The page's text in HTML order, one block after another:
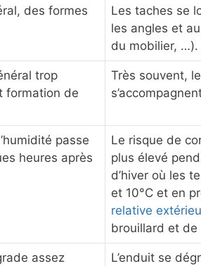
des formes
Les taches se
les angles et
du mobilier, …).
trop
formation de
Très souvent,
passe
heures après
Le risque de
plus élevé
d’hiver où les
et 10°C et en
relative
brouillard et de
assez
L’enduit se